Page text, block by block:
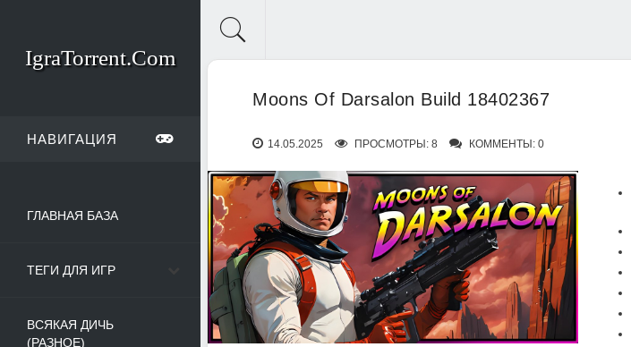
IgraTorrent.Com
НАВИГАЦИЯ
ГЛАВНАЯ БАЗА
ТЕГИ ДЛЯ ИГР
ВСЯКАЯ ДИЧЬ
(РАЗНОЕ)
Moons Of Darsalon Build 18402367
14.05.2025 ПРОСМОТРЫ: 8 КОММЕНТЫ: 0